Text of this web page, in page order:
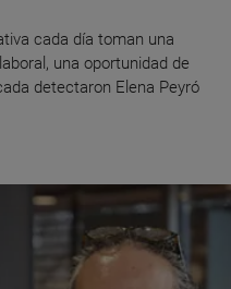
cada día toman una
una oportunidad de
detectaron Elena Peyró